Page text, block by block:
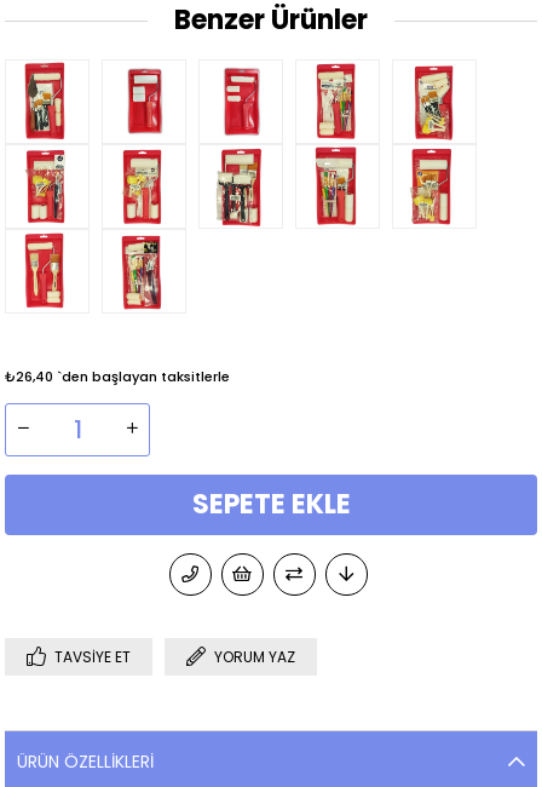
Benzer Ürünler
₺26,40 `den başlayan taksitlerle
TAVSIYE ET YORUM YAZ
ÜRÜN ÖZELLIKLERI